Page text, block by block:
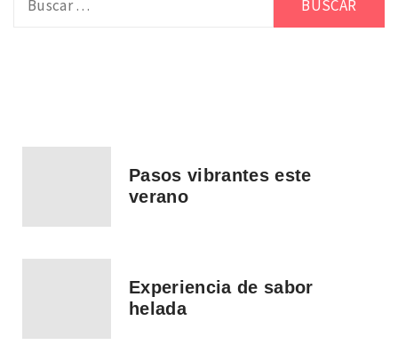
Pasos vibrantes este
verano
Experiencia de sabor
helada